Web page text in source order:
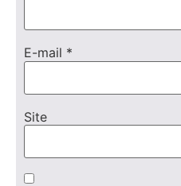
E-mail *
Site